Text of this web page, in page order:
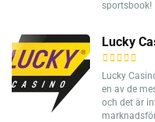
sportsbook!
Lucky
Lucky
en av de
och det är